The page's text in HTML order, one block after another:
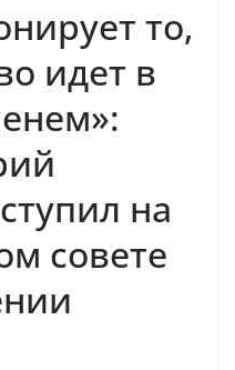
то,
идет в
на
совете